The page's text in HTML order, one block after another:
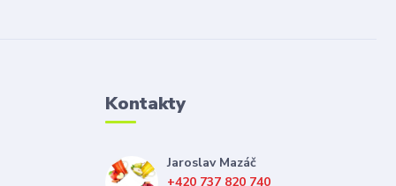
Kontakty
Jaroslav Mazáč
+420 737 820 740